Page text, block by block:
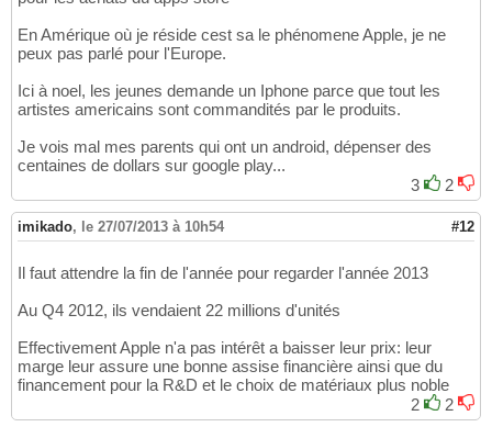
En Amérique où je réside cest sa le phénomene Apple, je ne
peux pas parlé pour l'Europe.
Ici à noel, les jeunes demande un Iphone parce que tout les
artistes americains sont commandités par le produits.
Je vois mal mes parents qui ont un android, dépenser des
centaines de dollars sur google play...
3
2
imikado, le 27/07/2013 à 10h54 #12
Il faut attendre la fin de l'année pour regarder l'année 2013
Au Q4 2012, ils vendaient 22 millions d'unités
Effectivement Apple n'a pas intérêt a baisser leur prix: leur
marge leur assure une bonne assise financière ainsi que du
financement pour la R&D et le choix de matériaux plus noble
2
2